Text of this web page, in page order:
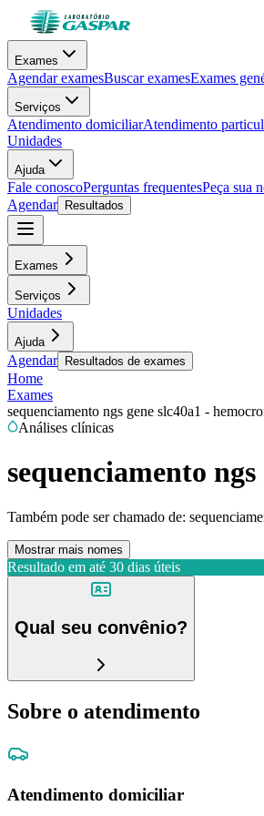
Exames
Agendar examesBuscar examesExames
Serviços
Atendimento domiciliarAtendimento
Unidades
Ajuda
Fale conoscoPerguntas frequentesPeça sua
Agendar
Resultados
Exames
Serviços
Unidades
Ajuda
Agendar Resultados de exames
Home
Exames
sequenciamento ngs gene slc40a1 -
Análises clínicas
sequenciamento
Também pode ser chamado de:
Mostrar mais nomes
Resultado em até 30 dias úteis
Qual seu convênio?
Sobre o atendimento
Atendimento domiciliar